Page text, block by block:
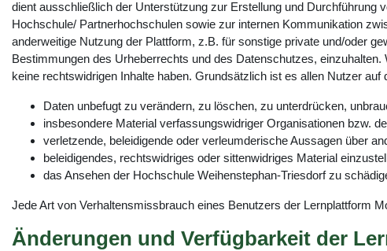
dient ausschließlich der Unterstützung zur Erstellung und Durchführung
Hochschule/ Partnerhochschulen sowie zur internen Kommunikation
anderweitige Nutzung der Plattform, z.B. für sonstige private und/oder
Bestimmungen des Urheberrechts und des Datenschutzes,
keine rechtswidrigen Inhalte haben. Grundsätzlich ist es allen Nutzer auf
Daten unbefugt zu verändern, zu löschen, zu unterdrücken,
insbesondere Material verfassungswidriger Organisationen bzw.
verletzende, beleidigende oder verleumderische Aussagen über
beleidigendes, rechtswidriges oder sittenwidriges Material
das Ansehen der Hochschule Weihenstephan-Triesdorf zu
Jede Art von Verhaltensmissbrauch eines Benutzers der Lernplattform
Änderungen und Verfügbarkeit der